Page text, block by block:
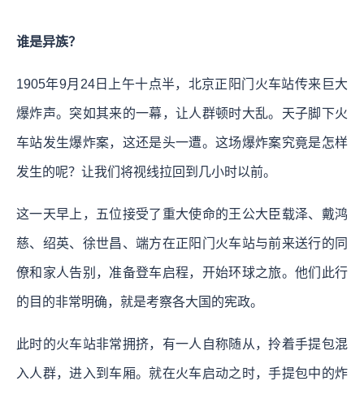
谁是异族？
1905年9月24日上午十点半，北京正阳门火车站传来巨大
爆炸声。突如其来的一幕，让人群顿时大乱。天子脚下火
车站发生爆炸案，这还是头一遭。这场爆炸案究竟是怎样
发生的呢？让我们将视线拉回到几小时以前。
这一天早上，五位接受了重大使命的王公大臣载泽、戴鸿
慈、绍英、徐世昌、端方在正阳门火车站与前来送行的同
僚和家人告别，准备登车启程，开始环球之旅。他们此行
的目的非常明确，就是考察各大国的宪政。
此时的火车站非常拥挤，有一人自称随从，拎着手提包混
入人群，进入到车厢。就在火车启动之时，手提包中的炸